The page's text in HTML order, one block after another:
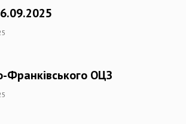
Франківського ОЦЗ